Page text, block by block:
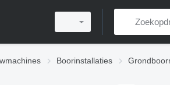
Boorinstallaties